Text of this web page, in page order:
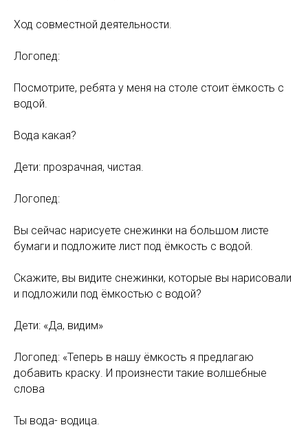
Ход совместной деятельности.
Логопед:
Посмотрите, ребята у меня на столе стоит ёмкость с
водой.
Вода какая?
Дети: прозрачная, чистая.
Логопед:
Вы сейчас нарисуете снежинки на большом листе
бумаги и подложите лист под ёмкость с водой.
Скажите, вы видите снежинки, которые вы нарисовали
и подложили под ёмкостью с водой?
Дети: «Да, видим»
Логопед: «Теперь в нашу ёмкость я предлагаю
добавить краску. И произнести такие волшебные
слова
Ты вода- водица.